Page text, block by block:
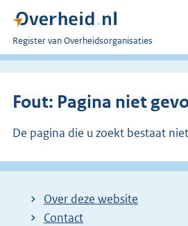
U
bent
Register van Overheidsorganisaties
Fout: Pagina niet
De pagina die u zoekt bestaat
Over deze website
Contact